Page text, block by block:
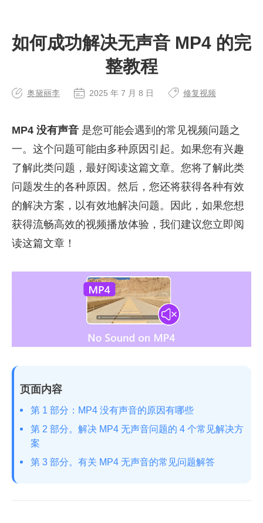
如何成功解决无声音 MP4 的完
整教程
奥黛丽李 2025 年 7 月 8 日 修复视频
MP4 没有声音 是您可能会遇到的常见视频问题之
一。这个问题可能由多种原因引起。如果您有兴趣
了解此类问题，最好阅读这篇文章。您将了解此类
问题发生的各种原因。然后，您还将获得各种有效
的解决方案，以有效地解决问题。因此，如果您想
获得流畅高效的视频播放体验，我们建议您立即阅
读这篇文章！
页面内容
第 1 部分：MP4 没有声音的原因有哪些
第 2 部分。解决 MP4 无声音问题的 4 个常见解决方
案
第 3 部分。有关 MP4 无声音的常见问题解答